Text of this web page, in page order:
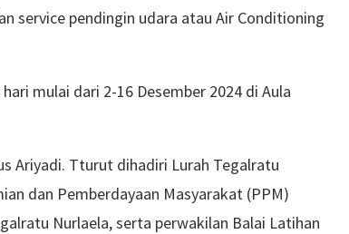
service pendingin udara atau Air Conditioning
mulai dari 2-16 Desember 2024 di Aula
Ariyadi. Tturut dihadiri Lurah Tegalratu
dan Pemberdayaan Masyarakat (PPM)
Nurlaela, serta perwakilan Balai Latihan